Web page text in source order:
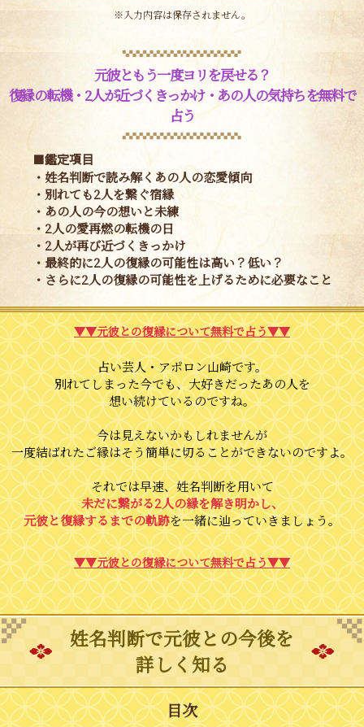
※入力内容は保存されません。
元彼ともう一度ヨリを戻せる？
復縁の転機・2人が近づくきっかけ・あの人の気持ちを無料で
占う
■鑑定項目
・姓名判断で読み解くあの人の恋愛傾向
・別れても2人を繋ぐ宿縁
・あの人の今の想いと未練
・2人の愛再燃の転機の日
・2人が再び近づくきっかけ
・最終的に2人の復縁の可能性は高い？低い？
・さらに2人の復縁の可能性を上げるために必要なこと
▼▼元彼との復縁について無料で占う▼▼
占い芸人・アポロン山崎です。
別れてしまった今でも、大好きだったあの人を
想い続けているのですね。
今は見えないかもしれませんが
一度結ばれたご縁はそう簡単に切ることができないのですよ。
それでは早速、姓名判断を用いて
未だに繋がる2人の縁を解き明かし、
元彼と復縁するまでの軌跡を一緒に辿っていきましょう。
▼▼元彼との復縁について無料で占う▼▼
姓名判断で元彼との今後を
詳しく知る
目次